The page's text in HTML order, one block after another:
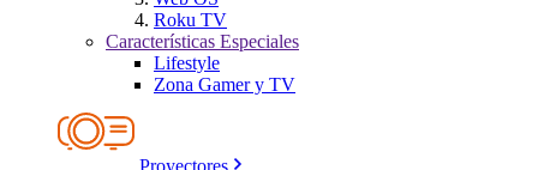
Roku TV
Características Especiales
Lifestyle
Zona Gamer y TV
Proyectores